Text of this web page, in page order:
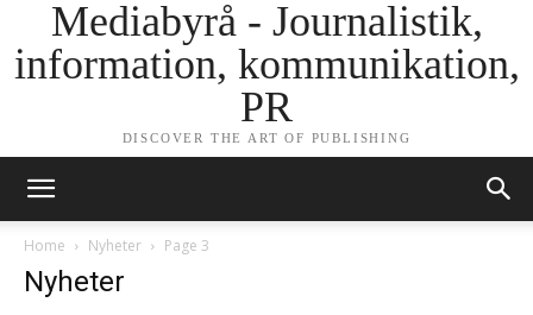
Mediabyrå - Journalistik,
information, kommunikation,
PR
DISCOVER THE ART OF PUBLISHING
Home Nyheter Page 3
Nyheter